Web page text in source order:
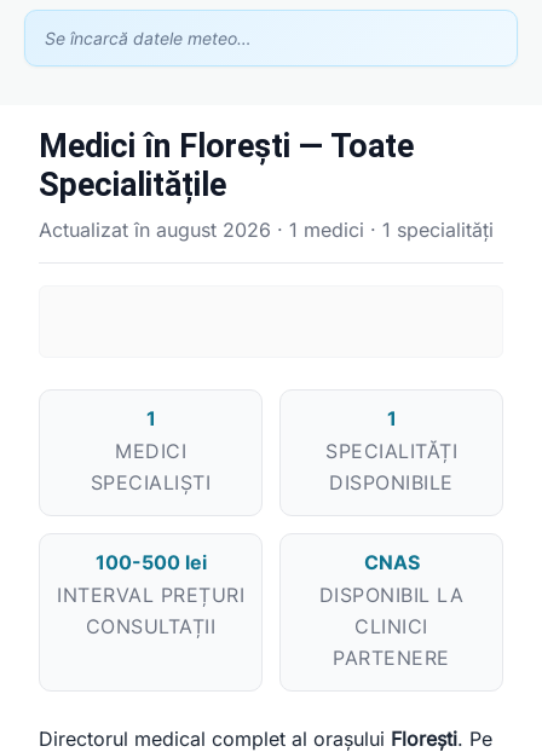
Se încarcă datele meteo…
Medici în Florești — Toate
Specialitățile
Actualizat în august 2026 · 1 medici · 1 specialități
1
MEDICI
SPECIALIȘTI
1
SPECIALITĂȚI
DISPONIBILE
100-500 lei
INTERVAL PREȚURI
CONSULTAȚII
CNAS
DISPONIBIL LA
CLINICI
PARTENERE
Directorul medical complet al orașului Florești. Pe
Asistent GhidClinic
Vă ajutăm să găsiți medicul sau clinica potrivită
Apari în recomandările noastre — scrie-ne lacontact@ghidclinic.ro
Bună! Spuneți-mi ce căutați — un medic sau o clinică — și vă
Toate Doar medici Doar clinici
Încercați:
mă doare burta, ce medic îmi recomandați?